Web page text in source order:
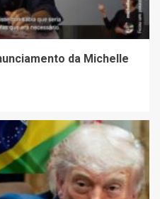
da Michelle